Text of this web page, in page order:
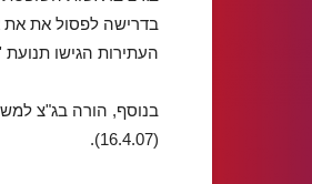
העתירות הגישו
בנוסף, הורה בג"צ
(16.4.07).